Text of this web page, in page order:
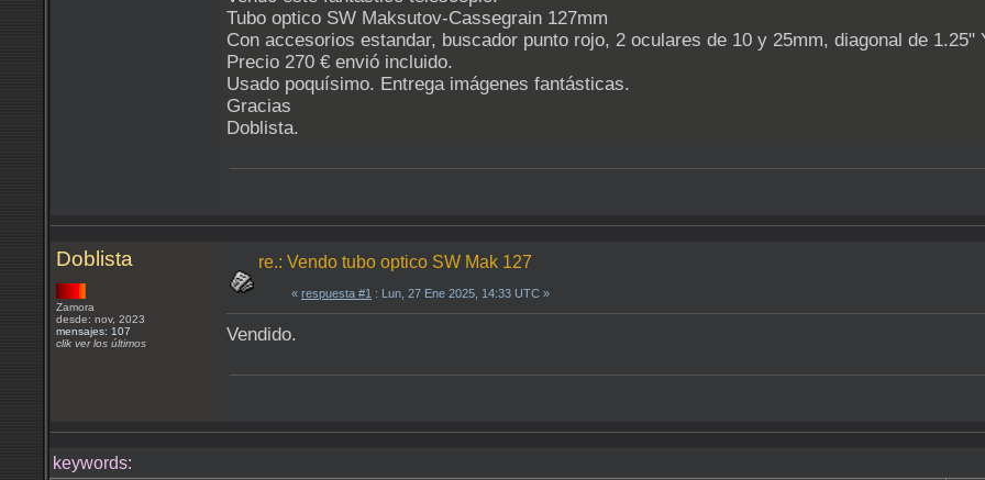
Tubo optico SW Maksutov-Cassegrain 127mm
Con accesorios estandar, buscador punto rojo, 2 oculares de 10 y 25mm, diagonal de 1.25"
Precio 270 € envió incluido.
Usado poquísimo. Entrega imágenes fantásticas.
Gracias
Doblista.
Doblista
Zamora
desde: nov, 2023
mensajes: 107
clik ver los últimos
re.: Vendo tubo optico SW Mak 127
« respuesta #1 : Lun, 27 Ene 2025, 14:33 UTC »
Vendido.
keywords: